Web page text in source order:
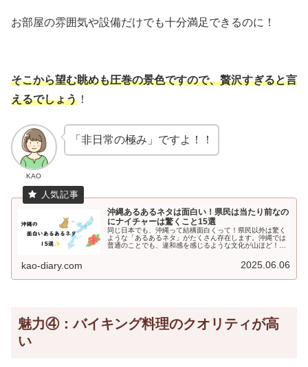
お部屋の雰囲気や設備だけでも十分満足できるのに！
そこから望む眺めも圧巻の景色ですので、贅沢すぎると言
えるでしょう ！
KAO
「非日常の極み」ですよ！！
沖縄あるあるネタは面白い！県民は当たり前なの
にナイチャーは驚くこと15選
同じ日本でも、沖縄って結構面白くって！県民以外は驚く
ような「あるあるネタ」がたくさん存在します。沖縄では
普通のことでも、違和感を感じるような文化が山ほど！実
kao-diary.com 2025.06.06
魅力④：バイキング料理のクオリティが高
い